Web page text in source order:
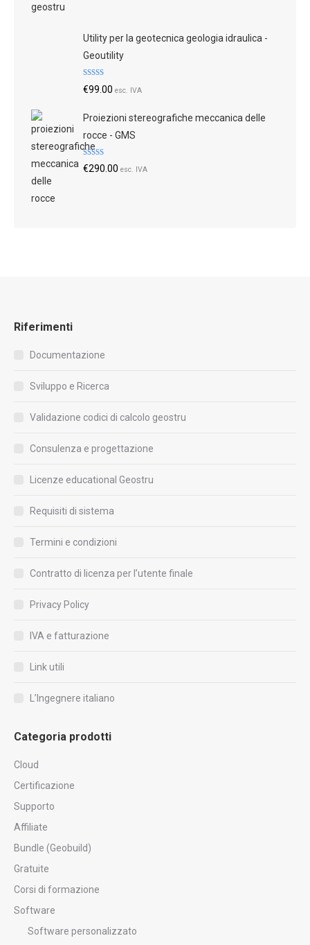
Utility per la geotecnica geologia idraulica -
Geoutility
Valutato
4.73su 5
€99.00 esc. IVA
Proiezioni stereografiche meccanica delle
rocce - GMS
Valutato
4.70su 5
€290.00 esc. IVA
Riferimenti
Documentazione
Sviluppo e Ricerca
Validazione codici di calcolo geostru
Consulenza e progettazione
Licenze educational Geostru
Requisiti di sistema
Termini e condizioni
Contratto di licenza per l’utente finale
Privacy Policy
IVA e fatturazione
Link utili
L’Ingegnere italiano
Categoria prodotti
Cloud
Certificazione
Supporto
Affiliate
Bundle (Geobuild)
Gratuite
Corsi di formazione
Software
Software personalizzato